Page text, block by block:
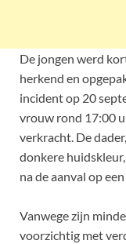
De jongen werd
herkend en
incident op 20
vrouw rond 17:00
verkracht. De
donkere
na de aanval op
Vanwege zijn
voorzichtig met